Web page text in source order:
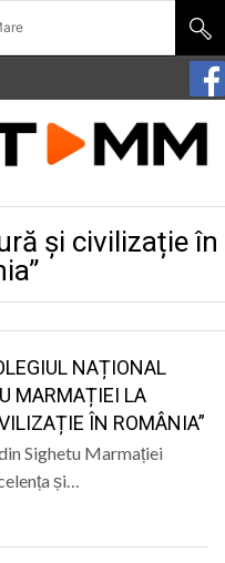
și civilizație în
NAȚIONAL
MARMAȚIEI LA
ÎN ROMÂNIA”
Sighetu Marmației
și…